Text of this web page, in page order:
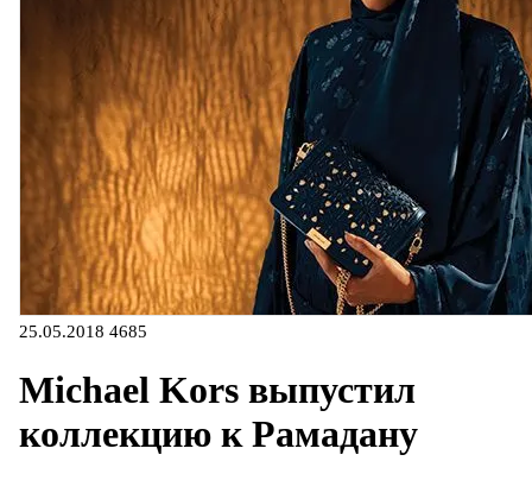
25.05.2018 4685
Michael Kors выпустил
коллекцию к Рамадану